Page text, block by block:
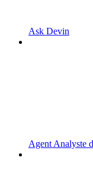
Ask Devin
Agent Analyste